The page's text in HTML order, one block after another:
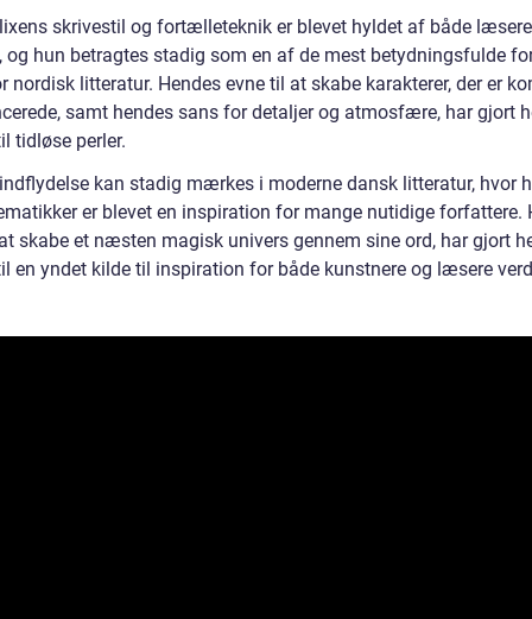
skrivestil og fortælleteknik er blevet hyldet af både
og hun betragtes stadig som en af de mest betydningsfulde
nordisk litteratur. Hendes evne til at skabe karakterer, der er
samt hendes sans for detaljer og atmosfære, har gjort
tidløse perler.
kan stadig mærkes i moderne dansk litteratur, hvor
er blevet en inspiration for mange nutidige forfattere.
skabe et næsten magisk univers gennem sine ord, har gjort
en yndet kilde til inspiration for både kunstnere og læsere